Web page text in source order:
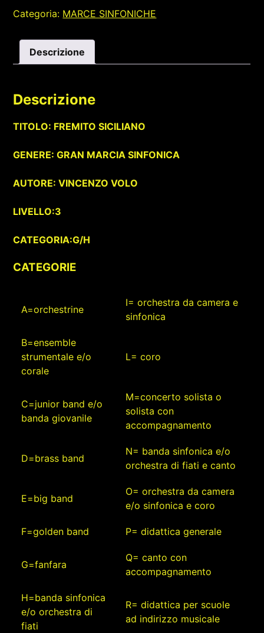
Categoria: MARCE SINFONICHE
Descrizione
Descrizione
TITOLO: FREMITO SICILIANO
GENERE: GRAN MARCIA SINFONICA
AUTORE: VINCENZO VOLO
LIVELLO:3
CATEGORIA:G/H
CATEGORIE
A=orchestrine
I= orchestra da camera e
sinfonica
B=ensemble
strumentale e/o
corale
L= coro
C=junior band e/o
banda giovanile
M=concerto solista o
solista con
accompagnamento
D=brass band
N= banda sinfonica e/o
orchestra di fiati e canto
E=big band
O= orchestra da camera
e/o sinfonica e coro
F=golden band P= didattica generale
G=fanfara
Q= canto con
accompagnamento
H=banda sinfonica
e/o orchestra di
fiati
R= didattica per scuole
ad indirizzo musicale